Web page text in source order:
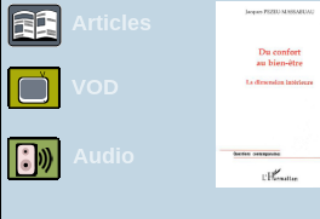
Articles
VOD
Audio